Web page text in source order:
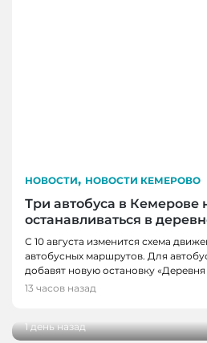
НОВОСТИ, НОВОСТИ КЕМЕРОВО
Три автобуса в Кемерове
останавливаться в
С 10 августа изменится схема
автобусных маршрутов. Для
добавят новую остановку «Деревня
13 часов назад
НОВОСТИ
В Кузбассе наградили
1 день назад
НОВОСТИ, НОВОСТИ
годом